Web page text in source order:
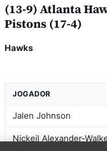
(13-9) Atlanta
Pistons (17-4)
Hawks
JOGADOR
Jalen Johnson
Nickeil Alexander-